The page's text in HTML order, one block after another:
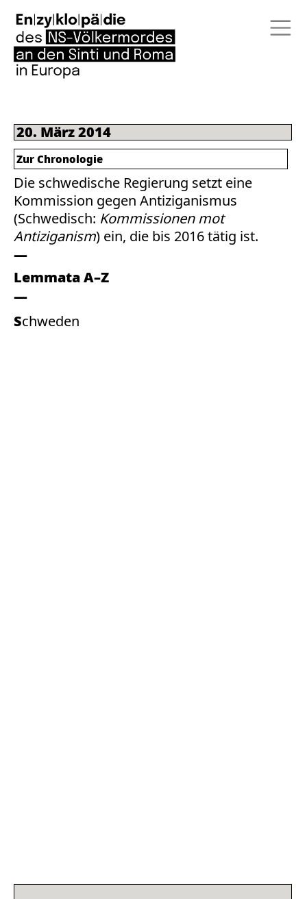
20. März 2014
Die schwedische Regierung setzt eine
Kommission gegen Antiziganismus
(Schwedisch: Kommissionen mot
Antiziganism) ein, die bis 2016 tätig ist.
Lemmata A–Z
Schweden
Zur Chronologie